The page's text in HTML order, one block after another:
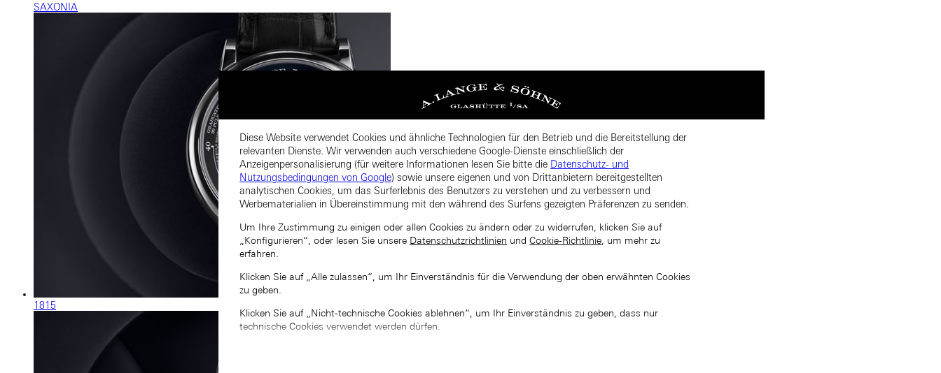
SAXONIA
1815
Diese Website verwendet Cookies und ähnliche Technologien für den Betrieb und die Bereitstellung der
relevanten Dienste. Wir verwenden auch verschiedene Google-Dienste einschließlich der
Anzeigenpersonalisierung (für weitere Informationen lesen Sie bitte die Datenschutz- und
Nutzungsbedingungen von Google) sowie unsere eigenen und von Drittanbietern bereitgestellten
analytischen Cookies, um das Surferlebnis des Benutzers zu verstehen und zu verbessern und
Werbematerialien in Übereinstimmung mit den während des Surfens gezeigten Präferenzen zu senden.
Um Ihre Zustimmung zu einigen oder allen Cookies zu ändern oder zu widerrufen, klicken Sie auf
„Konfigurieren“, oder lesen Sie unsere Datenschutzrichtlinien und Cookie-Richtlinie, um mehr zu
erfahren.
Klicken Sie auf „Alle zulassen“, um Ihr Einverständnis für die Verwendung der oben erwähnten Cookies
zu geben.
Klicken Sie auf „Nicht-technische Cookies ablehnen“, um Ihr Einverständnis zu geben, dass nur
technische Cookies verwendet werden dürfen.